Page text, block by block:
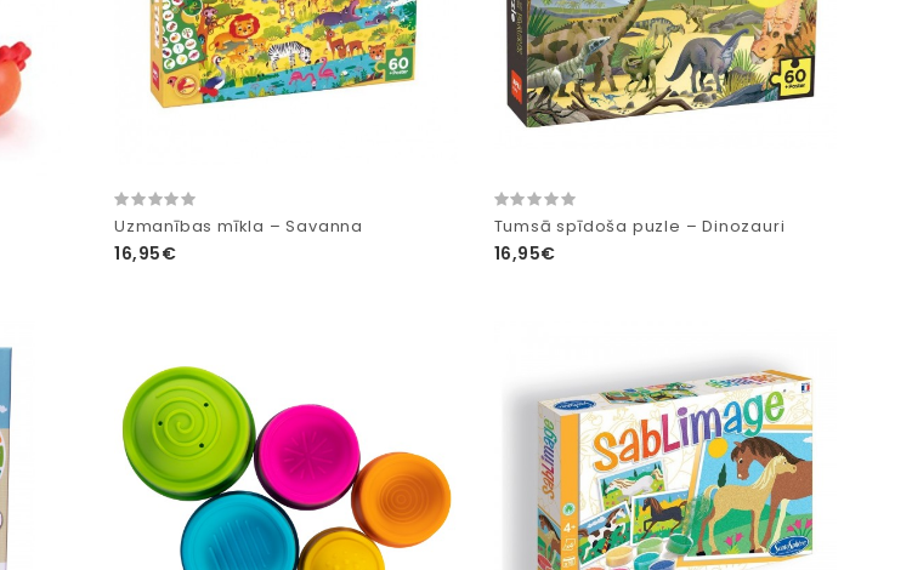
Uzmanības mīkla – Savanna
16,95€
Tumsā spīdoša puzle – Dinozauri
16,95€